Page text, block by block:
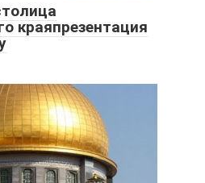
краяпрезентация